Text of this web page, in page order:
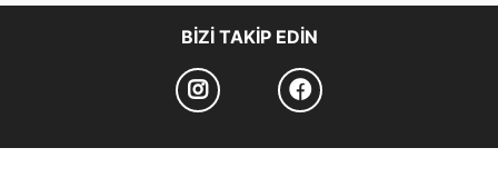
BIZI TAKIP EDIN